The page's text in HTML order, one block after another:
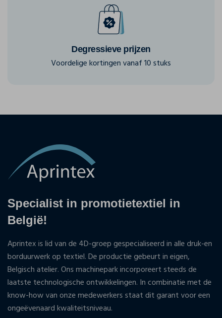
Degressieve prijzen
Voordelige kortingen vanaf 10 stuks
Specialist in promotietextiel in
België!
Aprintex is lid van de 4D-groep gespecialiseerd in alle druk-en
borduurwerk op textiel. De productie gebeurt in eigen,
Belgisch atelier. Ons machinepark incorporeert steeds de
laatste technologische ontwikkelingen. In combinatie met de
know-how van onze medewerkers staat dit garant voor een
ongeëvenaard kwaliteitsniveau.